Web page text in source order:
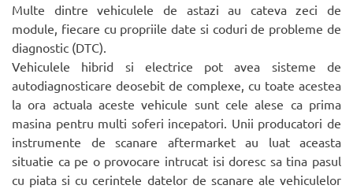
Multe dintre vehiculele de astazi au cateva zeci de
module, fiecare cu propriile date si coduri de probleme de
diagnostic (DTC).
Vehiculele hibrid si electrice pot avea sisteme de
autodiagnosticare deosebit de complexe, cu toate acestea
la ora actuala aceste vehicule sunt cele alese ca prima
masina pentru multi soferi incepatori. Unii producatori de
instrumente de scanare aftermarket au luat aceasta
situatie ca pe o provocare intrucat isi doresc sa tina pasul
cu piata si cu cerintele datelor de scanare ale vehiculelor